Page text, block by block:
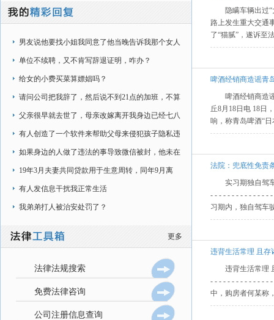
隐瞒车辆出过
路上发生重大交通
了“猫腻”，遂诉至
啤酒经销商造谣青
啤酒经销商造
丘8月18日电 18日
响，称青岛啤酒“
法院：兜底性免责
实习期独自驾
- - - - - - - - - - - - - -
习期内，独自驾车
违背生活常理 且存
违背生活常理
- - - - - - - - - - - - - -
中，购房者何某称
男友说他要找小姐我同意了他当晚告诉我那个女人
他认识第二天那个
单位不续聘，又不肯写辞退证明，咋办？
给女的小费买菜算嫖娼吗？
请问公司把我辞了，然后说不到21点的加班，不算
在加班时间内，
父亲很早就去世了，母亲改嫁离开我身边已经七八
年了，现在是和奶奶在一起生活
有人创造了一个软件来帮助父母来侵犯孩子隐私违
法嘛，该软件可以强制锁手机
如果身边的人做了违法的事导致微信被封，他未在
现实生活中做过违法的事情
19年3月夫妻共同贷款用于生意周转，同年9月离
婚，协议房子给前妻（房贷是我的名字）
有人发信息干扰我正常生活
我弟弟打人被治安处罚了？
更多
法律法规搜索
免费法律咨询
公司注册信息查询